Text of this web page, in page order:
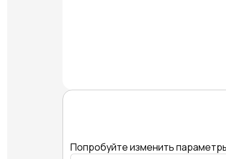
Попробуйте изменить